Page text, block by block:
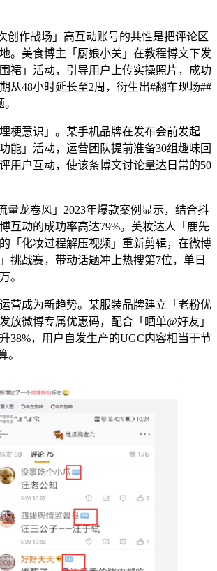
创作战场」高互动账号的共性是把评论区
。美食博主「厨娘小关」在教程博文下发
裙」活动，引导用户上传实操照片，成功
从48小时延长至2周，衍生出#翻车现场##
梗意识」。某手机品牌在发布会前发起
能」活动，运营团队提前准备30组趣味回
用户互动，使该条博文讨论量达日常的50
量龙卷风」2023年爆款案例显示，结合抖
互动的成功率高达79%。美妆达人「鹿先
「化妆过程解压视频」重新剪辑，在微博
挑战赛，带动话题冲上热搜第7位，单日
。
营成为新趋势。某服装品牌建立「老粉优
放微博专属优惠码，配合「晒单@好友」
38%，用户自发生产的UGC内容相当于节
。